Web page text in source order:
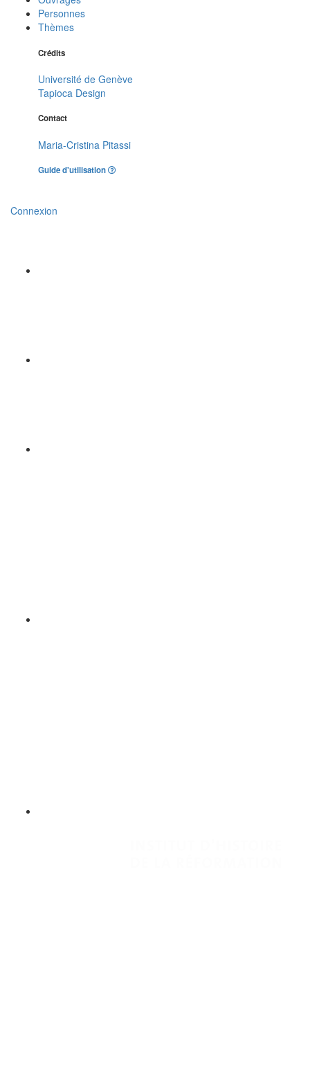
Personnes
Thèmes
Crédits
Université de Genève
Tapioca Design
Contact
Maria-Cristina Pitassi
Guide d'utilisation
Connexion